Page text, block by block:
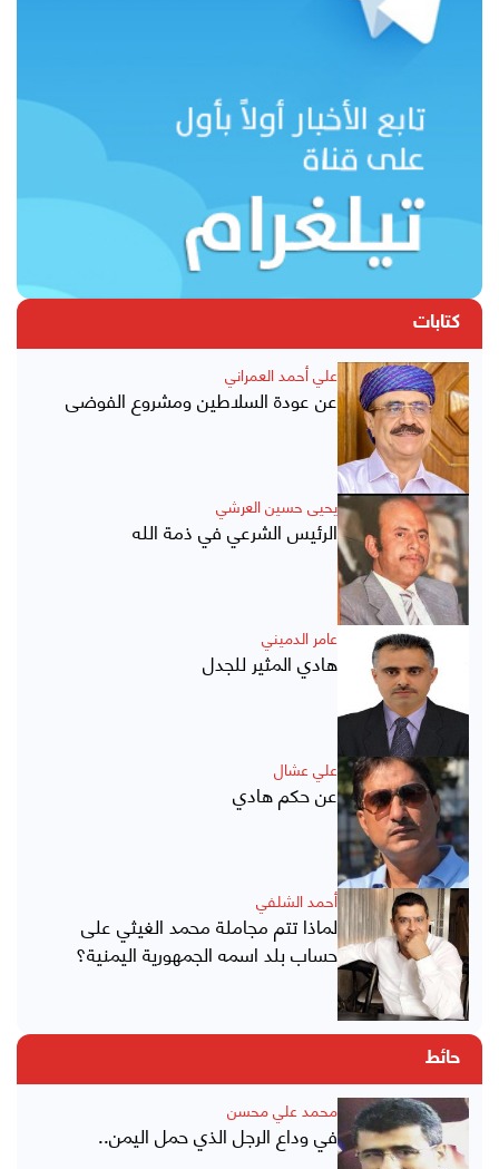
كتابات
علي أحمد العمراني
عن عودة السلاطين ومشروع الفوضى
يحيى حسين العرشي
الرئيس الشرعي في ذمة الله
عامر الدميني
هادي المثير للجدل
علي عشال
عن حكم هادي
أحمد الشلفي
لماذا تتم مجاملة محمد الغيثي على
حساب بلد اسمه الجمهورية اليمنية؟
حائط
محمد علي محسن
في وداع الرجل الذي حمل اليمن..